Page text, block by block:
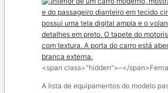
<span class="hidden">–</span>
A lista de equipamentos do modelo